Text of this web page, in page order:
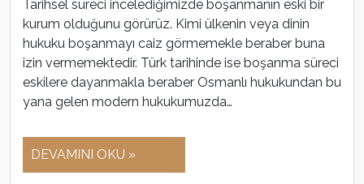
Tarihsel süreci incelediğimizde boşanmanın eski bir
kurum olduğunu görürüz. Kimi ülkenin veya dinin
hukuku boşanmayı caiz görmemekle beraber buna
izin vermemektedir. Türk tarihinde ise boşanma süreci
eskilere dayanmakla beraber Osmanlı hukukundan bu
yana gelen modern hukukumuzda…
DEVAMINI OKU »